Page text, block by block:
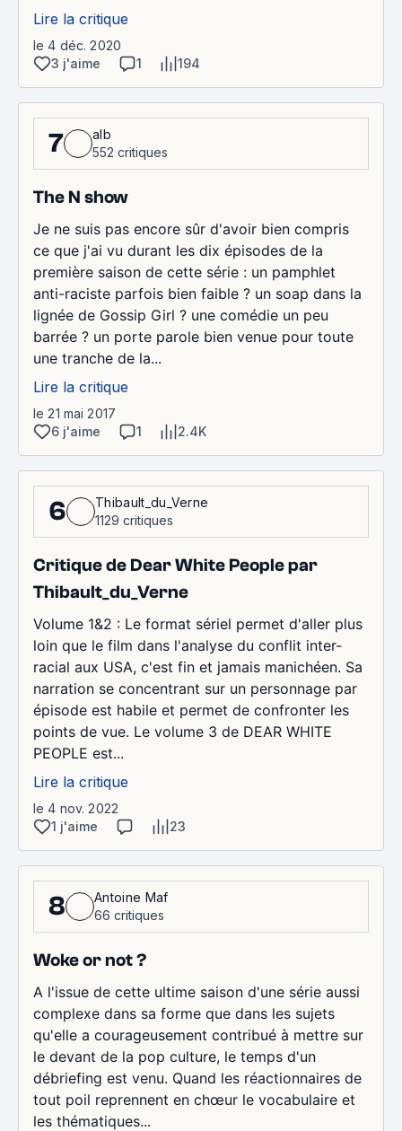
Lire la critique
le 4 déc. 2020
3 j'aime
1 194
7
alb
552 critiques
The N show
Je ne suis pas encore sûr d'avoir bien compris
ce que j'ai vu durant les dix épisodes de la
première saison de cette série : un pamphlet
anti-raciste parfois bien faible ? un soap dans la
lignée de Gossip Girl ? une comédie un peu
barrée ? un porte parole bien venue pour toute
une tranche de la...
Lire la critique
le 21 mai 2017
6 j'aime
1 2.4K
6
Thibault_du_Verne
1129 critiques
Critique de Dear White People par
Thibault_du_Verne
Volume 1&2 : Le format sériel permet d'aller plus
loin que le film dans l'analyse du conflit inter-
racial aux USA, c'est fin et jamais manichéen. Sa
narration se concentrant sur un personnage par
épisode est habile et permet de confronter les
points de vue. Le volume 3 de DEAR WHITE
PEOPLE est...
Lire la critique
le 4 nov. 2022
1 j'aime
23
8
Antoine Maf
66 critiques
Woke or not ?
A l'issue de cette ultime saison d'une série aussi
complexe dans sa forme que dans les sujets
qu'elle a courageusement contribué à mettre sur
le devant de la pop culture, le temps d'un
débriefing est venu. Quand les réactionnaires de
tout poil reprennent en chœur le vocabulaire et
les thématiques...